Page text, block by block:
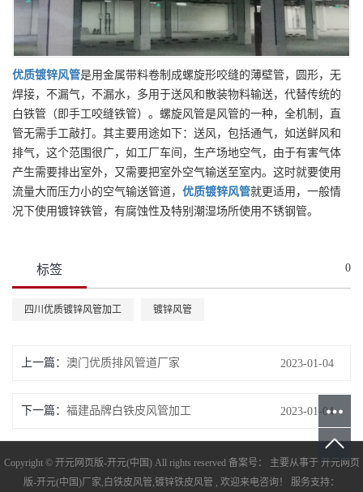
优质镀锌风管是用金属带料卷制成螺旋形咬缝的薄壁管，圆形，无
焊接，不漏气，不漏水，多用于送风和散装物料输送，代替传统的
白铁管（即手工咬缝铁管）。螺旋风管是风管的一种，全机制，直
管无需手工敲打。其主要用途如下：送风，包括通气，如送鲜风和
排气，这个范围很广，如工厂车间，生产场地空气，由于有害气体
产生需要排出室外，又需要把室外空气输送至室内。这时就要使用
流量大而压力小的空气输送管道， 优质镀锌风管就更适用，一般情
况下使用镀锌铁管，有腐蚀性及特别潮湿场所使用不锈钢管。
标签 0
四川优质镀锌风管加工 镀锌风管
上一篇： 澳门优质排风管道厂家 2023-01-04
下一篇： 福建品牌白铁皮风管加工 2023-01-04
Copyright © 开元网页版-开元(中国) All rights reserved 备案号： 主要从事于 开元网页
版-开元(中国)厂家,白铁皮风管,镀锌铁皮风管 , 欢迎来电咨询！ 服务支持：